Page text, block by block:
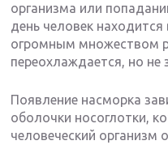
организма или
день человек
огромным множеством
переохлаждается, но не
Появление насморка
оболочки носоглотки,
человеческий организм